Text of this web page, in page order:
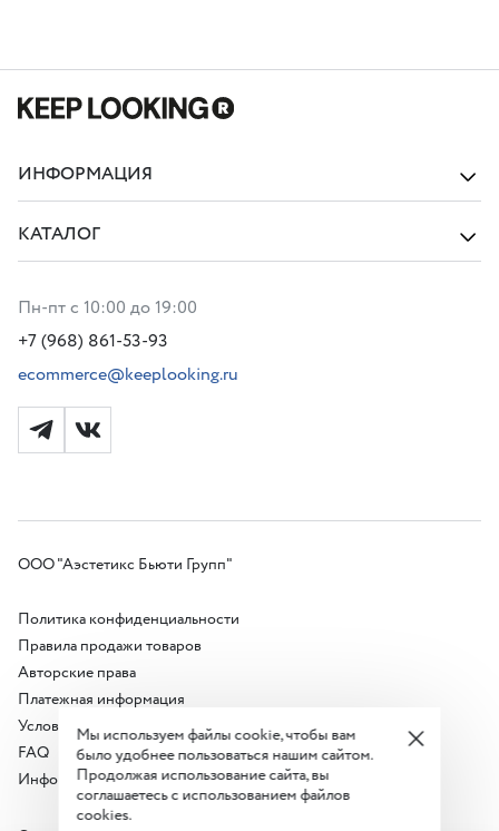
ИНФОРМАЦИЯ
КАТАЛОГ
Пн-пт с 10:00 до 19:00
+7 (968) 861-53-93
ecommerce@keeplooking.ru
ООО "Аэстетикс Бьюти Групп"
Политика конфиденциальности
Правила продажи товаров
Авторские права
Платежная информация
Условия акции
FAQ
Информация о продавце
Мы используем файлы cookie, чтобы вам
было удобнее пользоваться нашим сайтом.
Продолжая использование сайта, вы
соглашаетесь с использованием файлов
cookies.